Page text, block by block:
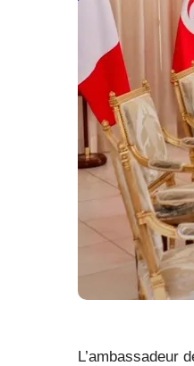
L’ambassadeur